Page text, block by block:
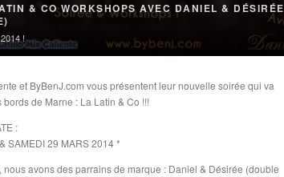
& CO WORKSHOPS AVEC DANIEL & DÉSIRÉE
!
et ByBenJ.com vous présentent leur nouvelle soirée qui va
de Marne : La Latin & Co !!!
:
SAMEDI 29 MARS 2014 *
nous avons des parrains de marque : Daniel & Désirée (double